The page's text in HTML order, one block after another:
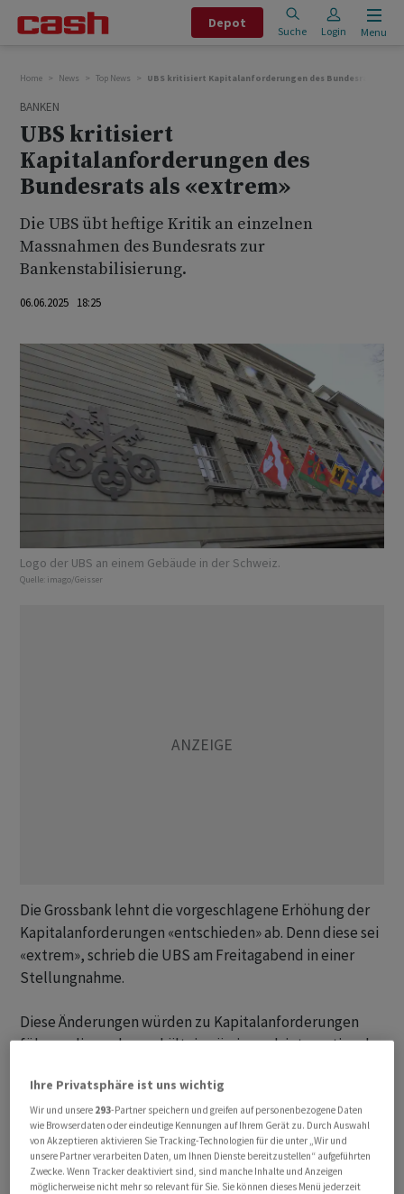
Depot
Suche Login Menu
Home News Top News UBS kritisiert Kapitalanforderungen des Bundesrats als
BANKEN
UBS kritisiert
Kapitalanforderungen des
Bundesrats als «extrem»
Die UBS übt heftige Kritik an einzelnen
Massnahmen des Bundesrats zur
Bankenstabilisierung.
06.06.2025 18:25
Logo der UBS an einem Gebäude in der Schweiz.
Quelle: imago/Geisser
Die Grossbank lehnt die vorgeschlagene Erhöhung der
Kapitalanforderungen «entschieden» ab. Denn diese sei
«extrem», schrieb die UBS am Freitagabend in einer
Stellungnahme.
Diese Änderungen würden zu Kapitalanforderungen
führen, die weder verhältnismässig noch international
Massnahmen müsste dieUBSrund 42 Milliarden Dollar
an zusätzlichem harten Kernkapital (CET1) vorhalten.
Davon würden 24 Milliarden bei derUBSAG anfallen
und zusätzliche 18 Milliarden wären für die
übernommene Credit Suisse nötig, hiess es weiter.
Ihre Privatsphäre ist uns wichtig
Wir und unsere 293-Partner speichern und greifen auf personenbezogene Daten
wie Browserdaten oder eindeutige Kennungen auf Ihrem Gerät zu. Durch Auswahl
von Akzeptieren aktivieren Sie Tracking-Technologien für die unter „Wir und
unsere Partner verarbeiten Daten, um Ihnen Dienste bereitzustellen“ aufgeführten
Zwecke. Wenn Tracker deaktiviert sind, sind manche Inhalte und Anzeigen
möglicherweise nicht mehr so relevant für Sie. Sie können dieses Menü jederzeit